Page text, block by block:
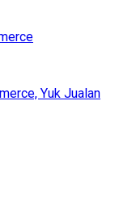
Yuk Jualan